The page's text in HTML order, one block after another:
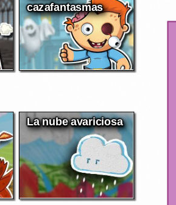
cazafantasmas
La nube avariciosa